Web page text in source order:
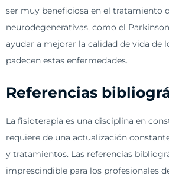
ser muy beneficiosa en el tratamiento
neurodegenerativas, como el
ayudar a mejorar la calidad de vida de
padecen estas enfermedades.
Referencias
La fisioterapia es una disciplina en
requiere de una actualización
y tratamientos. Las referencias
imprescindible para los profesionales